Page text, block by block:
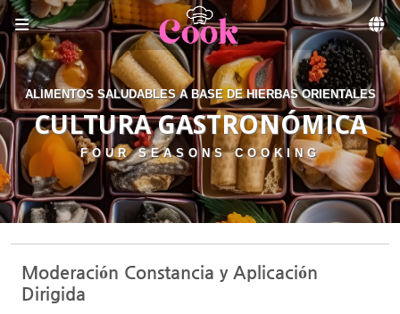
Skip to menu
ALIMENTOS SALUDABLES A BASE DE HIERBAS ORIENTALES
CULTURA GASTRONÓMICA
FOUR SEASONS COOKING
Moderación Constancia y Aplicación
Dirigida
Sketchbook5, 스케치북5